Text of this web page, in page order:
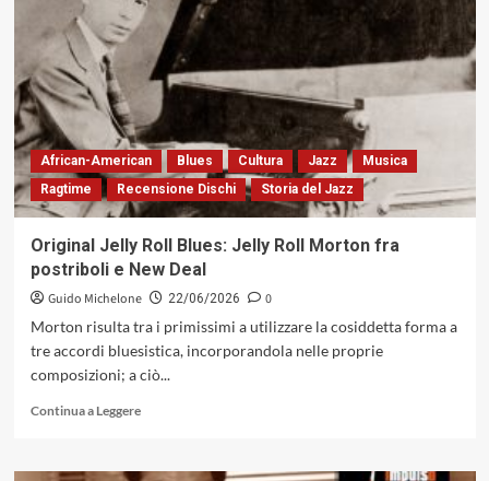
African-American Blues Cultura Jazz
Musica
Ragtime
Recensione Dischi Storia del Jazz
Original Jelly Roll Blues: Jelly Roll Morton fra
postriboli e New Deal
Guido Michelone 22/06/2026
0
Morton risulta tra i primissimi a utilizzare la cosiddetta forma a
tre accordi bluesistica, incorporandola nelle proprie
composizioni; a ciò...
Continua a LeggereLeggi
su